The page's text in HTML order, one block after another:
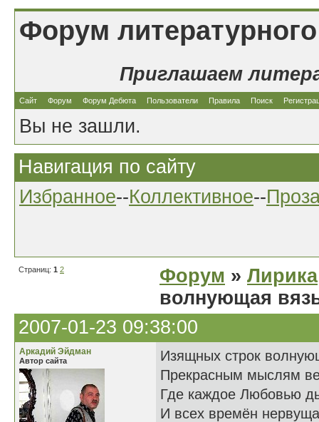
Форум
Приглашаем
Сайт Форум Форум Дебюта Пользователи Правила Поиск
Вы не зашли.
Навигация по сайту
Избранное--Коллективное--
Страниц: 1 2 Форум » Лирика
волнующая
2007-01-23 09:38:00
Аркадий Эйдман
Автор сайта
Изящных строк
Прекрасным мыслям
Где каждое Любовью
И всех времён